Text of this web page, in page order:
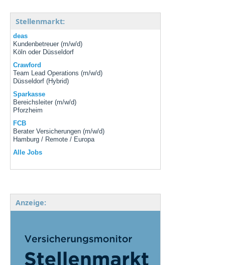
Stellenmarkt:
deas
Kundenbetreuer (m/w/d)
Köln oder Düsseldorf
Crawford
Team Lead Operations (m/w/d)
Düsseldorf (Hybrid)
Sparkasse
Bereichsleiter (m/w/d)
Pforzheim
FCB
Berater Versicherungen (m/w/d)
Hamburg / Remote / Europa
Alle Jobs
Anzeige: